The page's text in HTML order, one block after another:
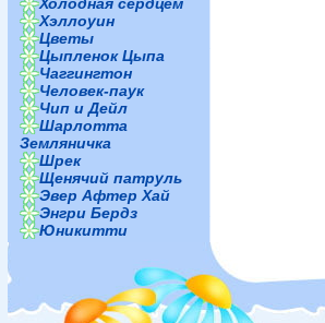
Хэллоуин
Цветы
Цыпленок Цыпа
Чаггингтон
Человек-паук
Чип и Дейл
Шарлотта
Земляничка
Шрек
Щенячий патруль
Эвер Афтер Хай
Энгри Бердз
Юникитти